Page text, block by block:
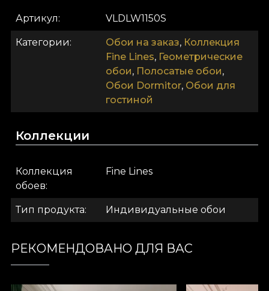
of Personality дарят ощущение личного оазиса в
его сердце.
Как и все наши обои, дизайн Theory of
Personality выполнен на основе Vlies. Это
нетканый материал, очень прочный и
долговечный. Мы предлагаем три разные
текстуры, чтобы вы могли выбрать ощущение,
матовая, гладкая и приятная на ощупь. Canvas
полотна. Наконец, Linen — благородный
материал, который покрывает стены текстурой,
напоминающей богатый лен.
.
Артикул VLDLW1150S
Категории Обои на заказ, Коллекция
Fine Lines, Геометрические
обои, Полосатые обои,
Обои Dormitor, Обои для
гостиной
Коллекции
Коллекция
обоев
Fine Lines
Тип продукта Индивидуальные обои
РЕКОМЕНДОВАНО ДЛЯ ВАС